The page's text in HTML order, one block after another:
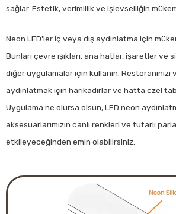
sağlar. Estetik, verimlilik ve işlevselliğin
Neon LED'ler iç veya dış aydınlatma için
Bunları çevre ışıkları, ana hatlar, işaretler ve
diğer uygulamalar için kullanın. Restoranınızı
aydınlatmak için harikadırlar ve hatta özel
Uygulama ne olursa olsun, LED neon
aksesuarlarımızın canlı renkleri ve tutarlı
etkileyeceğinden emin olabilirsiniz.